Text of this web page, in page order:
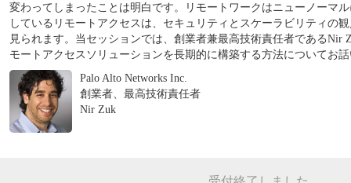
変わってしまったことは明白です。リモートワークはニューノーマ
しているリモートアクセスは、セキュリティとスケーラビリティの
見られます。当セッションでは、創業者兼最高技術責任者であるNir
モートアクセスソリューションを長期的に構築する方法についてお
Palo Alto Networks Inc.
創業者、最高技術責任者
Nir Zuk